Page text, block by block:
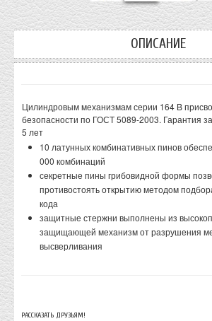
ОПИСАНИЕ
Цилиндровым механизмам серии 164 B
безопасности по ГОСТ 5089-2003. Гарантия
5 лет
10 латунных комбинативных пинов
000 комбинаций
секретные пины грибовидной формы
противостоять открытию методом
кода
защитные стержни выполнены из
защищающей механизм от разрушения
высверливания
РАССКАЗАТЬ ДРУЗЬЯМ!